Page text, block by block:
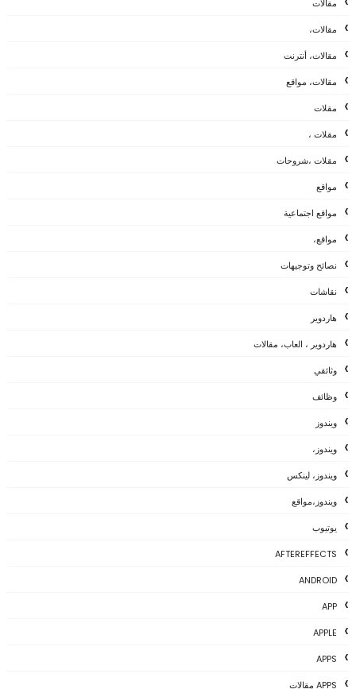
مقالات
مقالات،
مقالات، أنترنت
مقالات، مواقع
مقلات
مقلات ،
مقلات ،شروحات
مواقع
مواقع اجتماعية
مواقع،
نصائح وتوجيهات
نقاشات
هاردوير
هاردوير ، العاب، مقالات
وثائقي
وظائف
ويندوز
ويندوز،
ويندوز، لينكس
ويندوز،مواقع
يوتيوب
AFTEREFFECTS
ANDROID
APP
APPLE
APPS
APPS مقالات